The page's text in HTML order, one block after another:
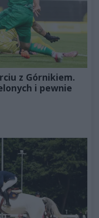
z Górnikiem.
i pewnie